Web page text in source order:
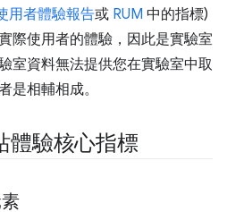
用者體驗報告或 RUM 中的指標)
際使用者的體驗，因此是實驗室
室資料無法提供您在實驗室中取
是相輔相成。
體驗核心指標